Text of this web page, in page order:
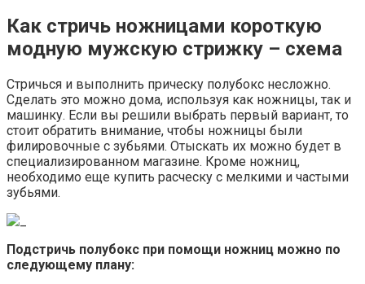
Как стричь ножницами короткую
модную мужскую стрижку – схема
Стричься и выполнить прическу полубокс несложно.
Сделать это можно дома, используя как ножницы, так и
машинку. Если вы решили выбрать первый вариант, то
стоит обратить внимание, чтобы ножницы были
филировочные с зубьями. Отыскать их можно будет в
специализированном магазине. Кроме ножниц,
необходимо еще купить расческу с мелкими и частыми
зубьями.
Подстричь полубокс при помощи ножниц можно по
следующему плану: